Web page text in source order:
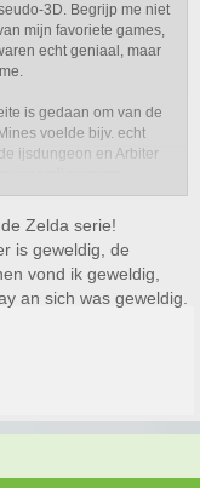
3D. Begrijp me niet
mijn favoriete games,
echt geniaal, maar
is gedaan om van de
voelde bijv. echt
ijsdungeon en Arbiter
voor mij gewoon
mooie setting.
dan in vorige
een Middeleeuwse sfeer
vloeiende
Zelda serie!
is geweldig, de
vond ik geweldig,
an sich was geweldig.